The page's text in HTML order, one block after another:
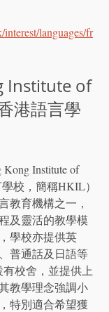
languages/fr
Institute of
港語言學
Institute of
校，簡稱HKIL）
教育機構之一，
及靈活的教學模
學校亦提供英
普通話及日語等
校舍，並提供上
教學理念強調小
特別適合希望獲